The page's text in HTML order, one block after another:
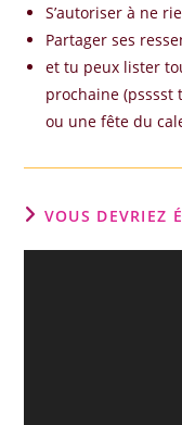
S’autoriser à ne
Partager ses
et tu peux lister
prochaine (psssst
ou une fête du
VOUS DEVRIEZ